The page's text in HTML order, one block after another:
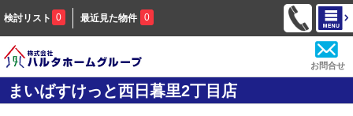
検討リスト 0 最近見た物件 0
お問合せ
まいばすけっと西日暮里2丁目店